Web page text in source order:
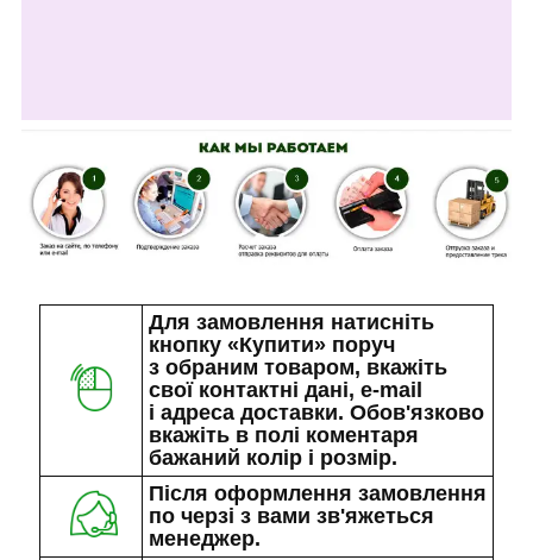
Для замовлення натисніть
кнопку «Купити» поруч
з обраним товаром, вкажіть
свої контактні дані, e-mail
і адреса доставки. Обов'язково
вкажіть в полі коментаря
бажаний колір і розмір.
Після оформлення замовлення
по черзі з вами зв'яжеться
менеджер.